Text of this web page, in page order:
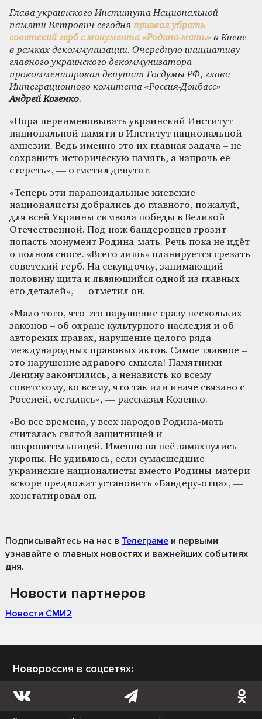
Глава украинского Института Национальной
памяти Вятрович сегодня призвал убрать
советский герб с монумента «Родина-мать» в Киеве
в рамках декоммунизации. Очередную инициативу
главного украинского декоммунизатора
прокомментировал депутат Госдумы РФ, глава
Интеграционного комитета «Россия-Донбасс»
Андрей Козенко.
«Пора переименовывать украинский Институт
национальной памяти в Институт национальной
амнезии. Ведь именно это их главная задача – не
сохранить историческую память, а напрочь её
стереть», — отметил депутат.
«Теперь эти параноидальные киевские
националисты добрались до главного, пожалуй,
для всей Украины символа победы в Великой
Отечественной. Под нож бандеровцев грозит
попасть монумент Родина-мать. Речь пока не идёт
о полном сносе. «Всего лишь» планируется срезать
советский герб. На секундочку, занимающий
половину щита и являющийся одной из главных
его деталей», — отметил он.
«Мало того, что это нарушение сразу нескольких
законов – об охране культурного наследия и об
авторских правах, нарушение целого ряда
международных правовых актов. Самое главное –
это нарушение здравого смысла! Памятники
Ленину закончились, а ненависть ко всему
советскому, ко всему, что так или иначе связано с
Россией, осталась», — рассказал Козенко.
«Во все времена, у всех народов Родина-мать
считалась святой защитницей и
покровительницей. Именно на неё замахнулись
укропы. Не удивлюсь, если сумасшедшие
украинские националисты вместо Родины-матери
вскоре предложат установить «Бандеру-отца», —
констатировал он.
Подписывайтесь на нас в Телеграме и первыми
узнавайте о главных новостях и важнейших событиях
дня.
Новости партнеров
Новости СМИ2
Новороссия в соцсетях: